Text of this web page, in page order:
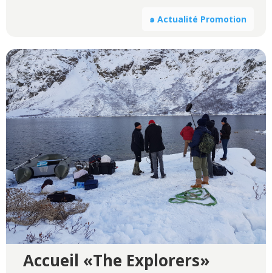
๑ Actualité Promotion
Accueil «The Explorers»